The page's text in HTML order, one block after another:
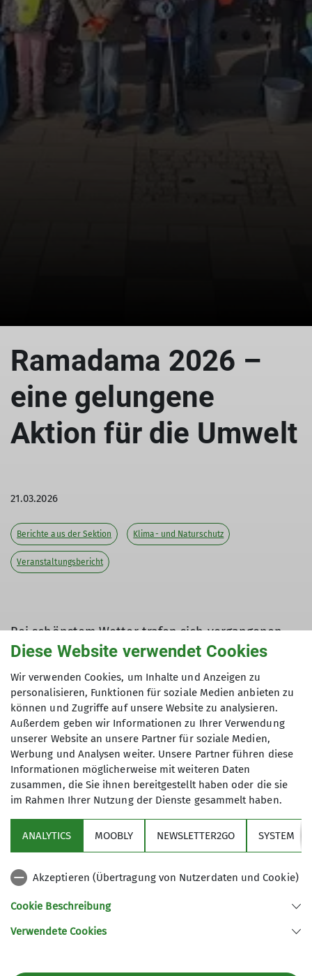
Ramadama 2026 –
eine gelungene
Aktion für die Umwelt
21.03.2026
Berichte aus der Sektion Klima- und Naturschutz
Veranstaltungsbericht
Bei schönstem Wetter trafen sich vergangenen
Samstag über 60 Otterfinger, um die Landschaft
09.00 Uhr wurde der ganze Ort von über 10
Gruppen mit Mülltüten und Handschuhen
bewaffnet nach Unrat abgesucht und die
Müllsäcke wurden damit gefüllt.
Neben zahlreichen Sektionsmitgliedern, die sich
beim Müllsammeln beteiligt haben, haben sich
Dirk, unser Klimaschutzkoordinator, und Thomas,
unser 1. Vorstand, um die stärkende Brotzeit nach
getaner Arbeit im Otterfinger Hof gekümmert. Die
Brotzeit wurde uns von der Gemeinde als Dank für
die geleistete Arbeit gespendet.
Schön, dass die Unterstützung so groß war und
nun der Ort für die nächsten 12 Monate wieder in
bestem Glanze erstrahlen kann.
Diese Website verwendet Cookies
Wir verwenden Cookies, um Inhalte und Anzeigen zu
personalisieren, Funktionen für soziale Medien anbieten zu
können und Zugriffe auf unsere Website zu analysieren.
Außerdem geben wir Informationen zu Ihrer Verwendung
unserer Website an unsere Partner für soziale Medien,
Werbung und Analysen weiter. Unsere Partner führen diese
Informationen möglicherweise mit weiteren Daten
zusammen, die Sie ihnen bereitgestellt haben oder die sie
im Rahmen Ihrer Nutzung der Dienste gesammelt haben.
ANALYTICS MOOBLY NEWSLETTER2GO SYSTEM
Akzeptieren (Übertragung von Nutzerdaten und Cookie)
Cookie Beschreibung
Verwendete Cookies